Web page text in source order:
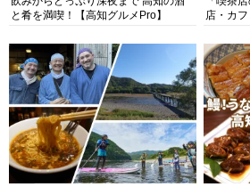
と肴を満喫！【高知グルメPro】
店・カ